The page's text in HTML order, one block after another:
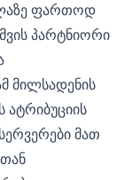
ფართოდ
პარტნიორი
მილსადენის
ატრიბუციის
მათ